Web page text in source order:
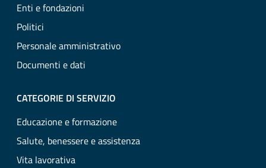
Enti e fondazioni
Politici
Personale amministrativo
Documenti e dati
CATEGORIE DI SERVIZIO
Educazione e formazione
Salute, benessere e assistenza
Vita lavorativa